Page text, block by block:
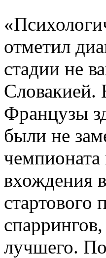
отметил
стадии не
Словакией.
Французы
были не
вхождения
стартового
лучшего.